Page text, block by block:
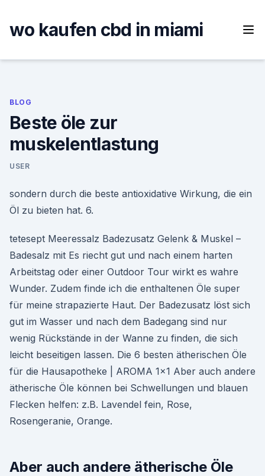
content
wo kaufen cbd in miami
BLOG
Beste öle zur
muskelentlastung
USER
sondern durch die beste antioxidative Wirkung, die ein
Öl zu bieten hat. 6.
tetesept Meeressalz Badezusatz Gelenk & Muskel –
Badesalz mit Es riecht gut und nach einem harten
Arbeitstag oder einer Outdoor Tour wirkt es wahre
Wunder. Zudem finde ich die enthaltenen Öle super
für meine strapazierte Haut. Der Badezusatz löst sich
gut im Wasser und nach dem Badegang sind nur
wenig Rückstände in der Wanne zu finden, die sich
leicht beseitigen lassen. Die 6 besten ätherischen Öle
für die Hausapotheke | AROMA 1x1 Aber auch andere
ätherische Öle können bei Schwellungen und blauen
Flecken helfen: z.B. Lavendel fein, Rose,
Rosengeranie, Orange.
Aber auch andere ätherische Öle